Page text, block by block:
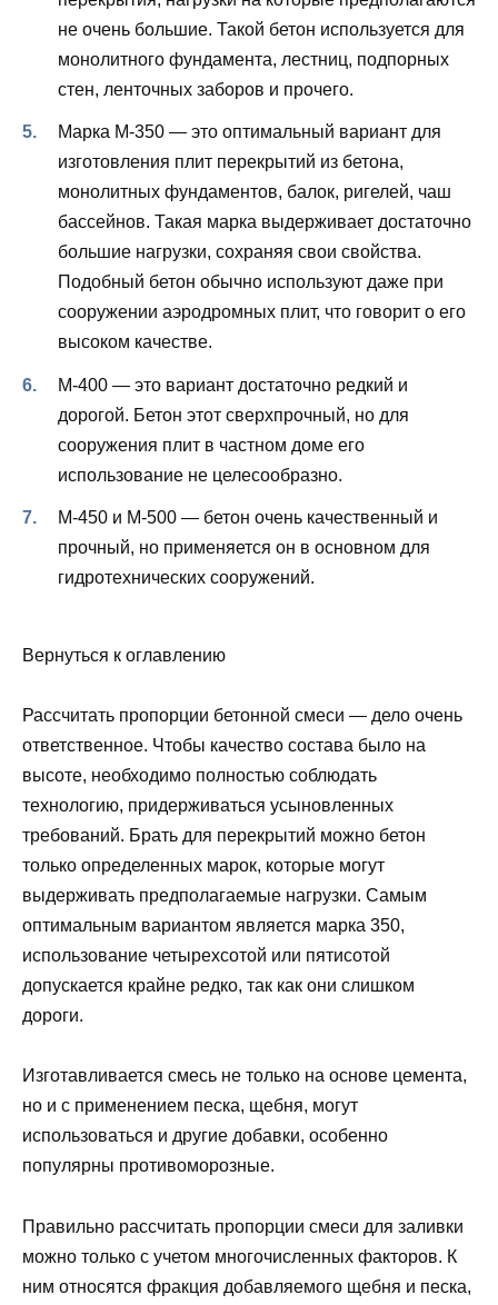
не очень большие. Такой бетон используется для
монолитного фундамента, лестниц, подпорных
стен, ленточных заборов и прочего.
Марка М-350 — это оптимальный вариант для
изготовления плит перекрытий из бетона,
монолитных фундаментов, балок, ригелей, чаш
бассейнов. Такая марка выдерживает достаточно
большие нагрузки, сохраняя свои свойства.
Подобный бетон обычно используют даже при
сооружении аэродромных плит, что говорит о его
высоком качестве.
М-400 — это вариант достаточно редкий и
дорогой. Бетон этот сверхпрочный, но для
сооружения плит в частном доме его
использование не целесообразно.
М-450 и М-500 — бетон очень качественный и
прочный, но применяется он в основном для
гидротехнических сооружений.
Вернуться к оглавлению
Рассчитать пропорции бетонной смеси — дело очень
ответственное. Чтобы качество состава было на
высоте, необходимо полностью соблюдать
технологию, придерживаться усыновленных
требований. Брать для перекрытий можно бетон
только определенных марок, которые могут
выдерживать предполагаемые нагрузки. Самым
оптимальным вариантом является марка 350,
использование четырехсотой или пятисотой
допускается крайне редко, так как они слишком
дороги.
Изготавливается смесь не только на основе цемента,
но и с применением песка, щебня, могут
использоваться и другие добавки, особенно
популярны противоморозные.
Правильно рассчитать пропорции смеси для заливки
можно только с учетом многочисленных факторов. К
ним относятся фракция добавляемого щебня и песка,